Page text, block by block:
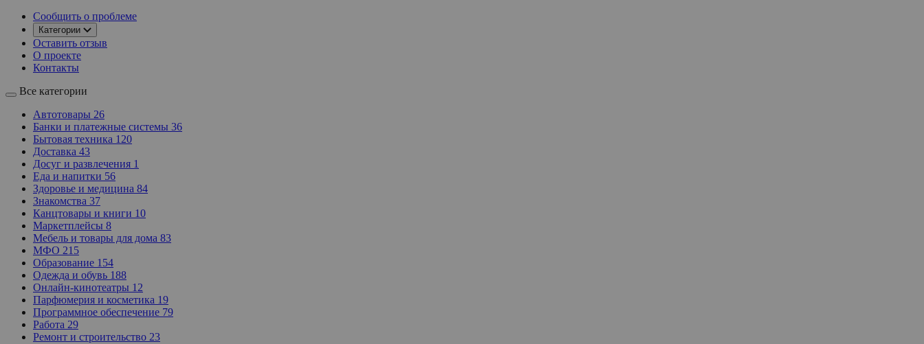
Сообщить о проблеме
Категории
Оставить отзыв
О проекте
Контакты
Все категории
Автотовары 26
Банки и платежные системы 36
Бытовая техника 120
Доставка 43
Досуг и развлечения 1
Еда и напитки 56
Здоровье и медицина 84
Знакомства 37
Канцтовары и книги 10
Маркетплейсы 8
Мебель и товары для дома 83
МФО 215
Образование 154
Одежда и обувь 188
Онлайн-кинотеатры 12
Парфюмерия и косметика 19
Программное обеспечение 79
Работа 29
Ремонт и строительство 23